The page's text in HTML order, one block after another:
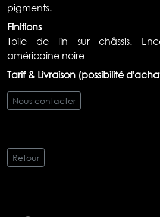
pigments.
Finitions
Toile de lin sur châssis.
américaine noire
Tarif & Livraison (possibilité
Nous contacter
Retour